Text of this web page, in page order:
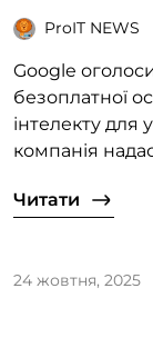
ProIT NEWS
Google
безоплатної
інтелекту для
компанія
Читати
24 жовтня, 2025